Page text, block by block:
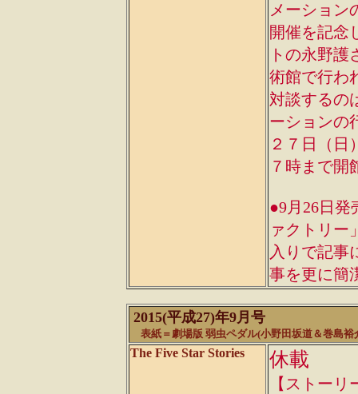
メーション
開催を記念
トの永野
術館で行わ
対談するの
ーションの
２７日（日
７時まで開
●9月26日発
ァクトリー
入りで記事
事を更に簡
2015(平成27)年9月号
表紙＝劇場版 弱虫ペダル(小野田坂道＆巻島
The Five Star Stories 休載
【ストーリ